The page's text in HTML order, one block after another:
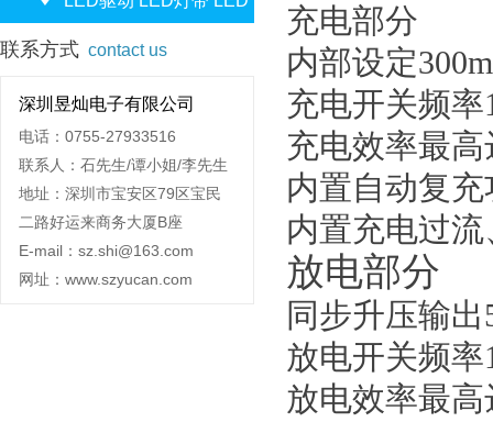
点光源
联系方式 contact us
深圳昱灿电子有限公司
电话：0755-27933516
联系人：石先生/谭小姐/李先生
地址：深圳市宝安区79区宝民
二路好运来商务大厦B座
E-mail：sz.shi@163.com
网址：www.szyucan.com
充电部分
内部设定
充电开关频率
充电效率最高
内置自动复充
内置充电过
放电部分
同步升压输出
放电开关频率
放电效率最高